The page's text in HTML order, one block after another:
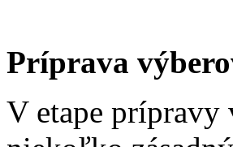
Príprava
V etape prípravy